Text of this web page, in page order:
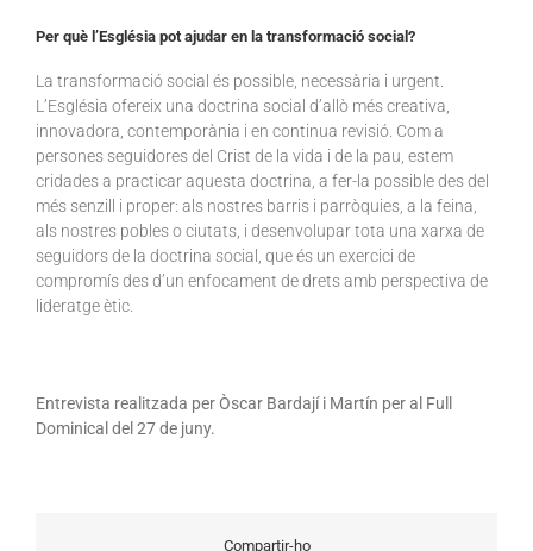
Per què l’Església pot ajudar en la transformació social?
La transformació social és possible, necessària i urgent.
L’Església ofereix una doctrina social d’allò més creativa,
innovadora, contemporània i en continua revisió. Com a
persones seguidores del Crist de la vida i de la pau, estem
cridades a practicar aquesta doctrina, a fer-la possible des del
més senzill i proper: als nostres barris i parròquies, a la feina,
als nostres pobles o ciutats, i desenvolupar tota una xarxa de
seguidors de la doctrina social, que és un exercici de
compromís des d’un enfocament de drets amb perspectiva de
lideratge ètic.
Entrevista realitzada per Òscar Bardají i Martín per al Full
Dominical del 27 de juny.
Compartir-ho